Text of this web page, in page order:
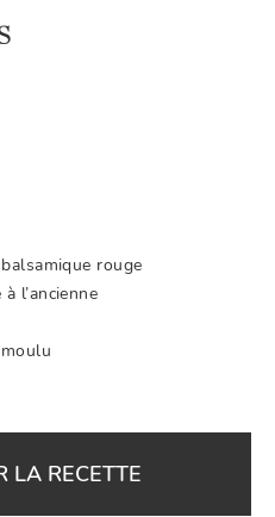
rouge
l’ancienne
LA RECETTE